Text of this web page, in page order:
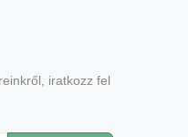
iratkozz fel